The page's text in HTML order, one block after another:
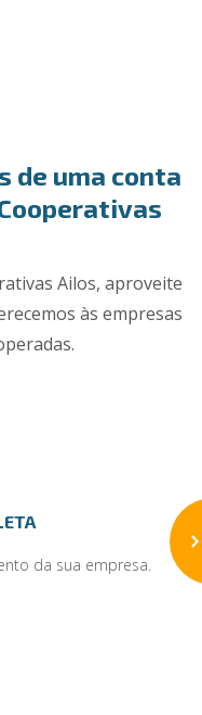
de uma conta
Ailos, aproveite
às empresas
da sua empresa.